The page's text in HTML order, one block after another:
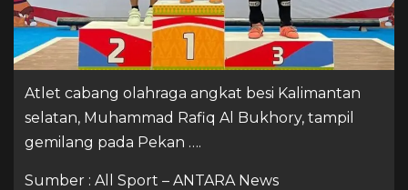
Atlet cabang olahraga angkat besi Kalimantan
selatan, Muhammad Rafiq Al Bukhory, tampil
gemilang pada Pekan ….
Sumber : All Sport – ANTARA News